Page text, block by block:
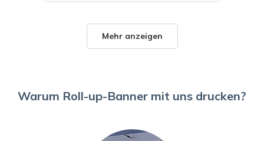
Mehr anzeigen
Warum Roll-up-Banner mit uns drucken?